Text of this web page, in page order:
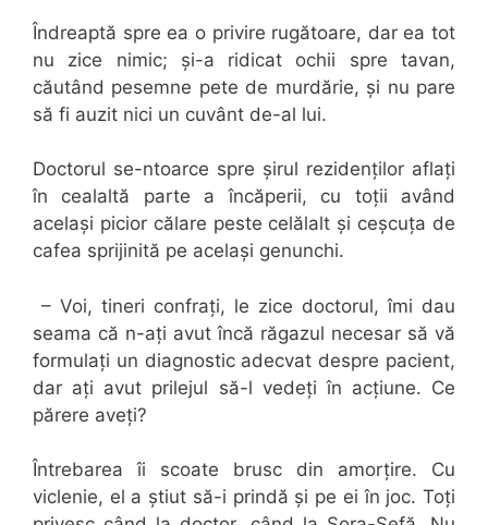
Îndreaptă spre ea o privire rugătoare, dar ea tot
nu zice nimic; și-a ridicat ochii spre tavan,
căutând pesemne pete de murdărie, și nu pare
să fi auzit nici un cuvânt de-al lui.
Doctorul se-ntoarce spre șirul rezidenților aflați
în cealaltă parte a încăperii, cu toții având
același picior călare peste celălalt și ceșcuța de
cafea sprijinită pe același genunchi.
– Voi, tineri confrați, le zice doctorul, îmi dau
seama că n-ați avut încă răgazul necesar să vă
formulați un diagnostic adecvat despre pacient,
dar ați avut prilejul să-l vedeți în acțiune. Ce
părere aveți?
Întrebarea îi scoate brusc din amorțire. Cu
viclenie, el a știut să-i prindă și pe ei în joc. Toți